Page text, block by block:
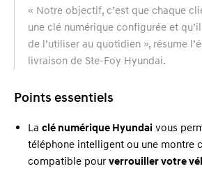
« Notre objectif, c’est que chaque
une clé numérique configurée et
de l’utiliser au quotidien », résume
livraison de Ste-Foy Hyundai.
Points essentiels
La clé numérique Hyundai vous
téléphone intelligent ou une montre
compatible pour verrouiller votre